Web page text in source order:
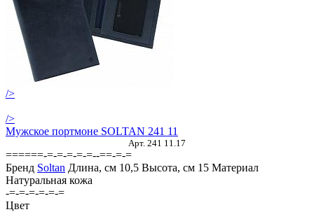
/>
/>
Мужское портмоне SOLTAN 241 11
Арт. 241 11.17
======-=-=-=-=-=--==-=-=
Бренд Soltan Длина, см 10,5 Высота, см 15 Материал
Натуральная кожа
-=-=-=-=-=-=
Цвет